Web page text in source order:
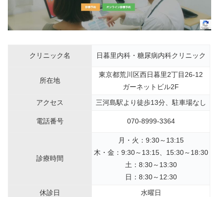
クリニック名 日暮里内科・糖尿病内科クリニック
所在地
東京都荒川区西日暮里2丁目26-12
ガーネットビル2F
アクセス
三河島駅より徒歩13分、駐車場なし
電話番号 070-8999-3364
診療時間
月・火：9:30～13:15
木・金：9:30～13:15、15:30～18:30
土：8:30～13:30
日：8:30～12:30
休診日
水曜日